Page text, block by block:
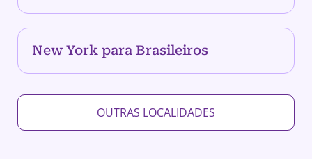
New York para Brasileiros
OUTRAS LOCALIDADES